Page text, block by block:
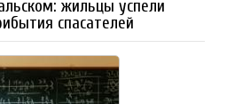
жильцы успели
спасателей